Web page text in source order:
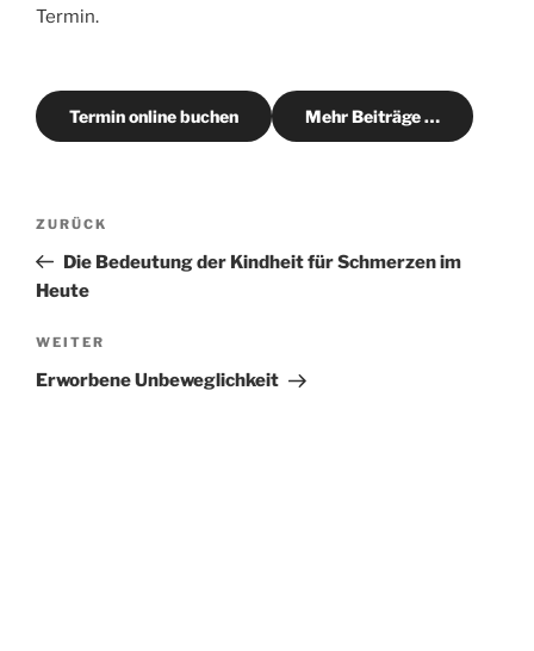
Termin.
Termin online buchen Mehr Beiträge …
Beitragsnavigation
Vorheriger
Beitrag
ZURÜCK
Die Bedeutung der Kindheit für Schmerzen im
Heute
Nächster
Beitrag
WEITER
Erworbene Unbeweglichkeit